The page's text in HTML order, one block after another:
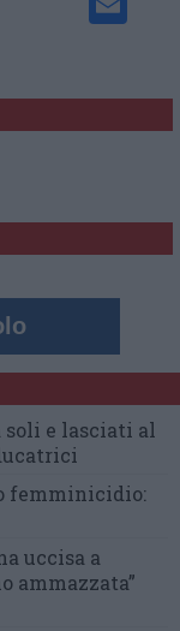
soli e lasciati al
femminicidio:
uccisa a
ammazzata”